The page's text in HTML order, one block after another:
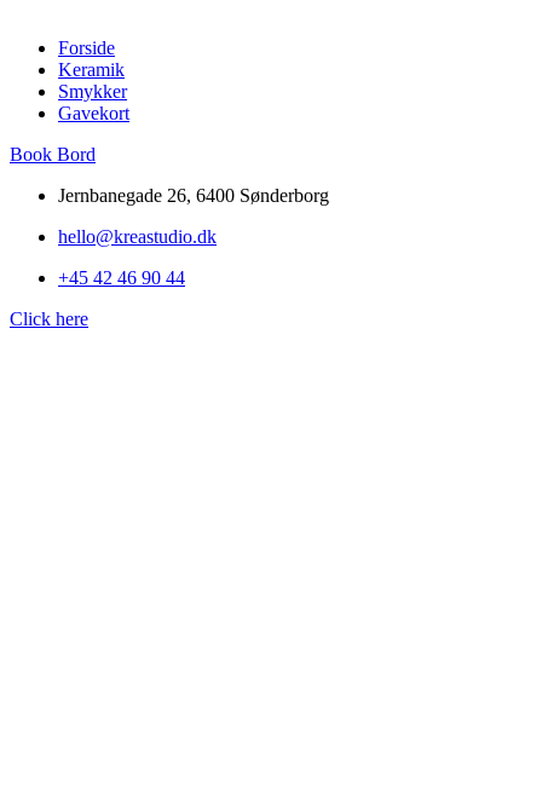
Forside
Keramik
Smykker
Gavekort
Book Bord
Jernbanegade 26, 6400 Sønderborg
hello@kreastudio.dk
+45 42 46 90 44
Click here